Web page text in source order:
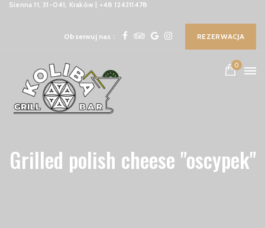
Sienna 11, 31-041, Kraków | +48 124311478
Obserwuj nas : REZERWACJA
0
Grilled polish cheese "oscypek"